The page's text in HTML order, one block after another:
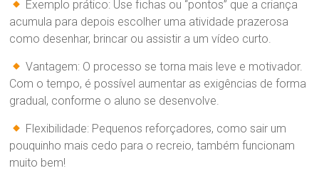
Exemplo prático: Use fichas ou “pontos” que a criança
acumula para depois escolher uma atividade prazerosa
como desenhar, brincar ou assistir a um vídeo curto.
Vantagem: O processo se torna mais leve e motivador.
Com o tempo, é possível aumentar as exigências de forma
gradual, conforme o aluno se desenvolve.
Flexibilidade: Pequenos reforçadores, como sair um
pouquinho mais cedo para o recreio, também funcionam
muito bem!